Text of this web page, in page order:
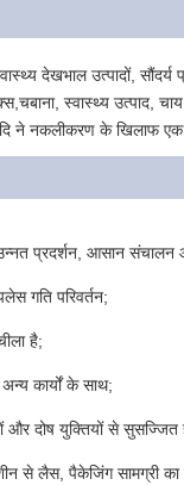
देखभाल उत्पादों,
स्वास्थ्य उत्पाद,
आदि ने नकलीकरण के खिलाफ
प्रदर्शन, आसान संचालन
गति परिवर्तन;
है;
कार्यों के साथ;
और दोष युक्तियों से सुसज्जित
से लैस, पैकेजिंग सामग्री का